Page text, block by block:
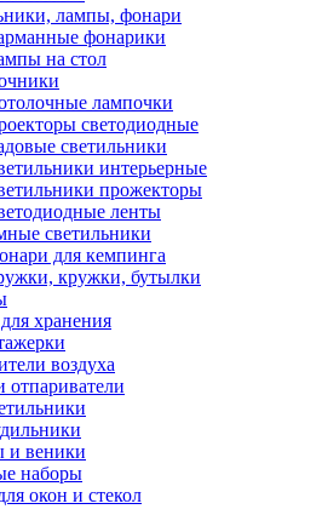
лампы, фонари
фонарики
на стол
лампочки
светодиодные
светильники
интерьерные
прожекторы
ленты
светильники
для кемпинга
кружки, бутылки
хранения
воздуха
веники
наборы
окон и стекол